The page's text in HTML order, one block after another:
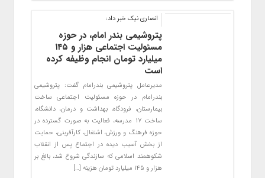
انصاری نیک خبر داد:
پتروشیمی بندر امام، در حوزه
مسئولیت اجتماعی هزار و ۱۴۵
میلیارد تومان انجام وظیفه کرده‌
است
مدیرعامل پتروشیمی بندرامام گفت: پتروشیمی
بندرامام در حوزه مسئولیت اجتماعی ساخت
بیمارستان، فرودگاه، بهداشت و درمان، دانشگاه،
ساخت ۱۷ مدرسه، فعالیت به صورت گسترده در
حوزه فرهنگ و ورزش، اشتغال، کارآفرینی، حمایت
از بخش آسیب دیده در اجتماع پس از انقلاب
شکوهمند اسلامی که سازندگی شروع شد، بالغ بر
هزار و ۱۴۵ میلیارد تومان هزینه […]